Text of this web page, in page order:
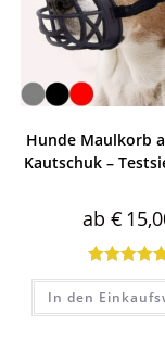
Hunde Maulkorb
Kautschuk –
ab€
Bewertet
5.00 von 5
In den